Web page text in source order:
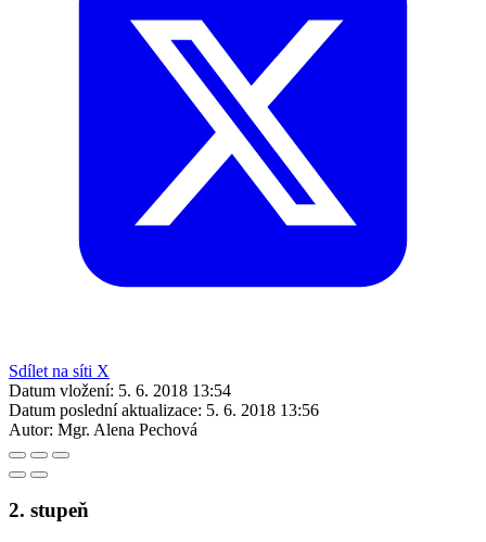
Sdílet na síti X
Datum vložení: 5. 6. 2018 13:54
Datum poslední aktualizace: 5. 6. 2018 13:56
Autor: Mgr. Alena Pechová
2. stupeň